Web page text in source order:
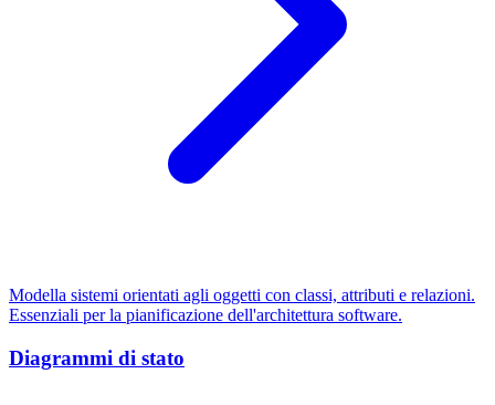
Modella sistemi orientati agli oggetti con classi, attributi e relazioni.
Essenziali per la pianificazione dell'architettura software.
Diagrammi di stato